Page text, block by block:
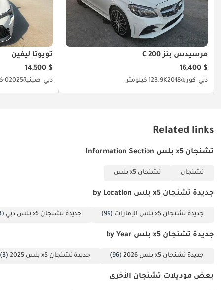
مرسيدس بنز C 200
$ 16,400
دبي كورية2018123.9K كيلومتر
تويوتا ليفين
$ 14,500
دبي صينية20250 كيلومتر
Related links
تشنجان x5 بلس Information Section
تشنجان تشنجان x5 بلس
جديدة تشنجان x5 بلس by Location
جديدة تشنجان x5 بلس الإمارات (99) جديدة تشنجان x5 بلس دبي (93)
جديدة تشنجان x5 بلس by Year
جديدة تشنجان x5 بلس 2026 (96) جديدة تشنجان x5 بلس 2025 (3)
بعض موديلات تشنجان الأخرى